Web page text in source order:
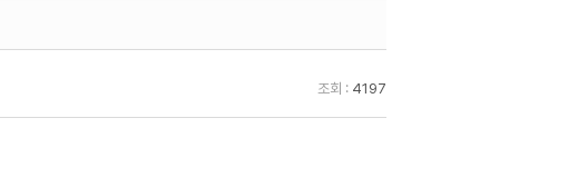
조회 : 4197